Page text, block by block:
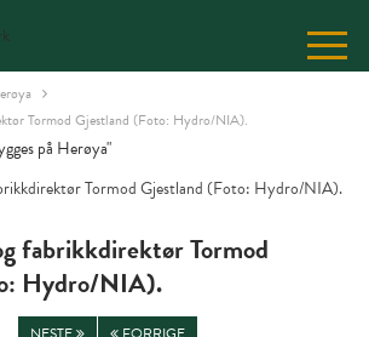
Tormod Gjestland (Foto: Hydro/NIA).
på Herøya"
fabrikkdirektør Tormod
Hydro/NIA).